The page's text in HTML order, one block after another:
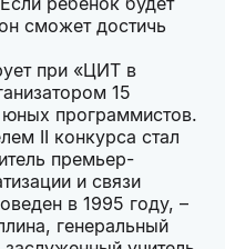
сможет достичь
при «ЦИТ в
15
юных программистов.
II конкурса стал
премьер-
и связи
в 1995 году, –
генеральный